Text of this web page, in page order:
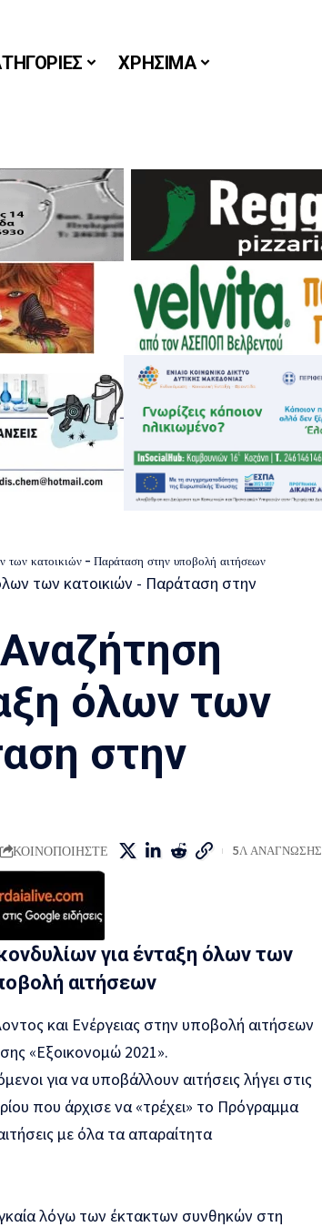
ΧΡΗΣΙΜΑ
κατοικιών – Παράταση στην υποβολή αιτήσεων
όλων των
στην
ΚΟΙΝΟΠΟΙΗΣΤΕ 5Λ ΑΝΑΓΝΩΣΗΣ
για ένταξη όλων των
αιτήσεων
και Ενέργειας στην υποβολή αιτήσεων
«Εξοικονομώ 2021».
για να υποβάλλουν αιτήσεις λήγει στις
που άρχισε να «τρέχει» το Πρόγραμμα
με όλα τα απαραίτητα
λόγω των έκτακτων συνθηκών στη